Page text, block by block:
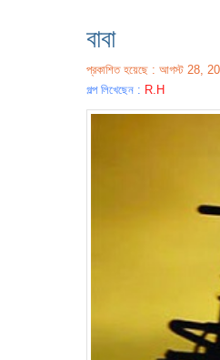
বাবা
প্রকাশিত হয়েছে : আগস্ট 28,
গল্প লিখেছেন : R.H